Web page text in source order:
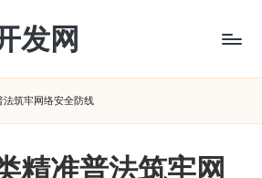
发网
法筑牢网络安全防线
精准普法筑牢网